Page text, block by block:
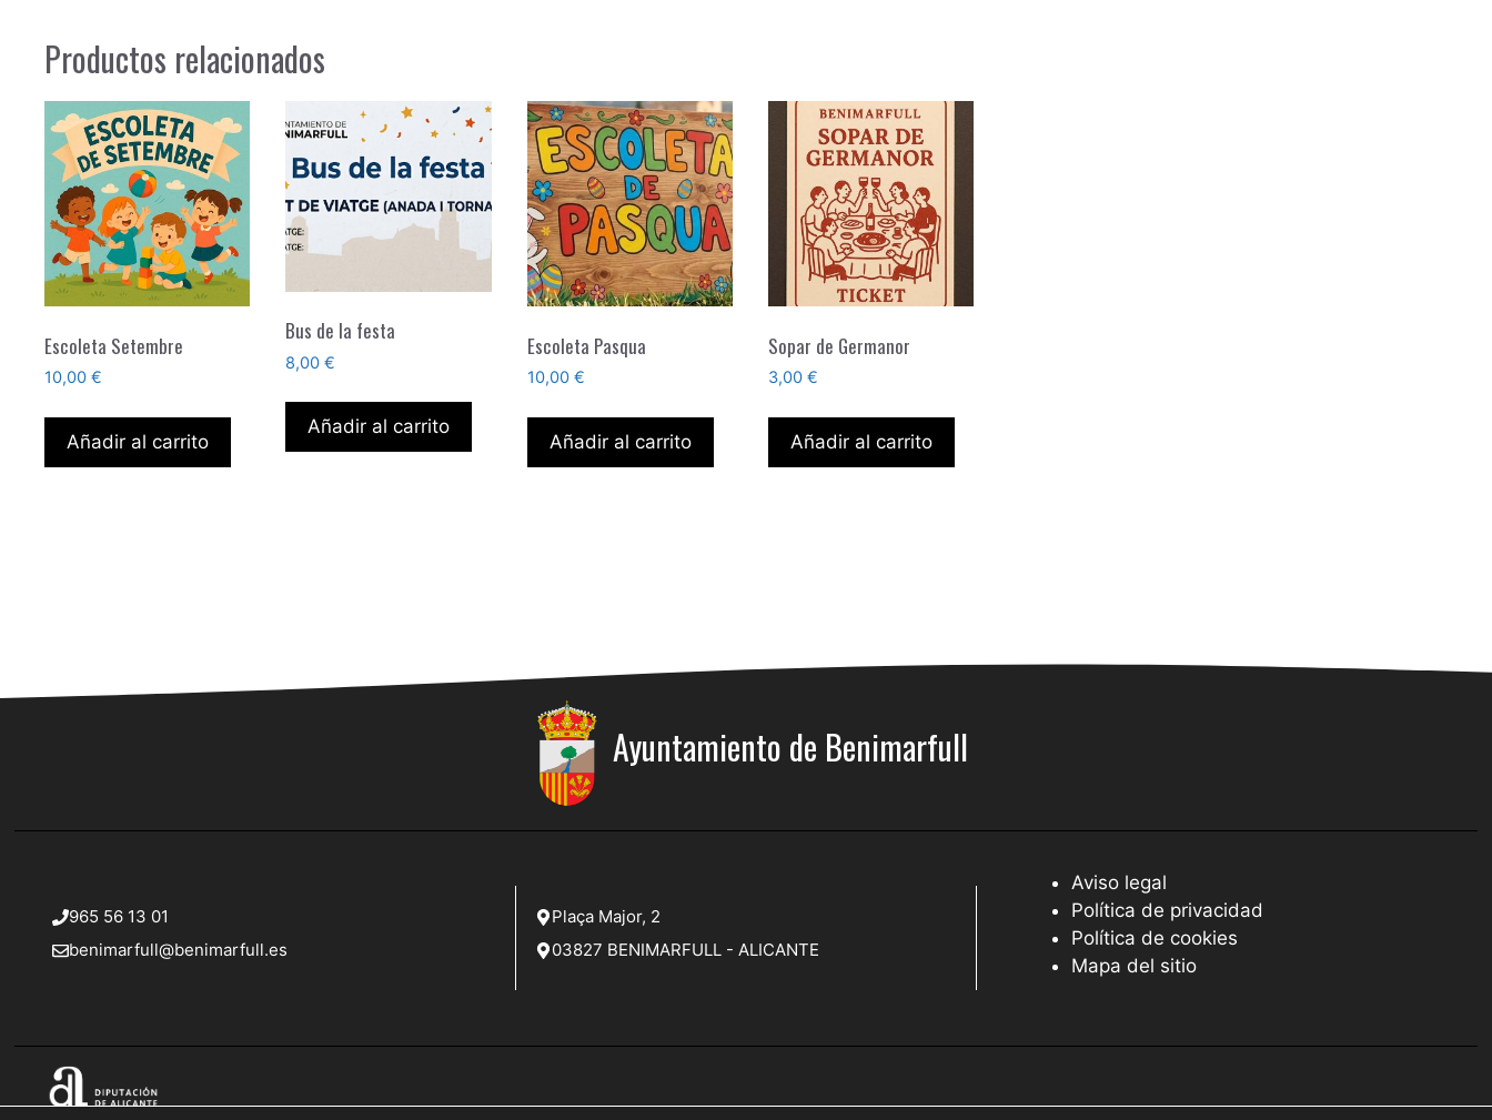
Productos relacionados
Escoleta Setembre
10,00 €
Añadir al carrito
Bus de la festa
8,00€
Añadir al carrito
Escoleta Pasqua
10,00 €
Añadir al carrito
Sopar de Germanor
3,00 €
Añadir al carrito
Ayuntamiento de Benimarfull
965 56 13 01
benimarfull@benimarfull.es
Plaça Major, 2
03827 BENIMARFULL - ALICANTE
Aviso legal
Política de privacidad
Política de cookies
Mapa del sitio